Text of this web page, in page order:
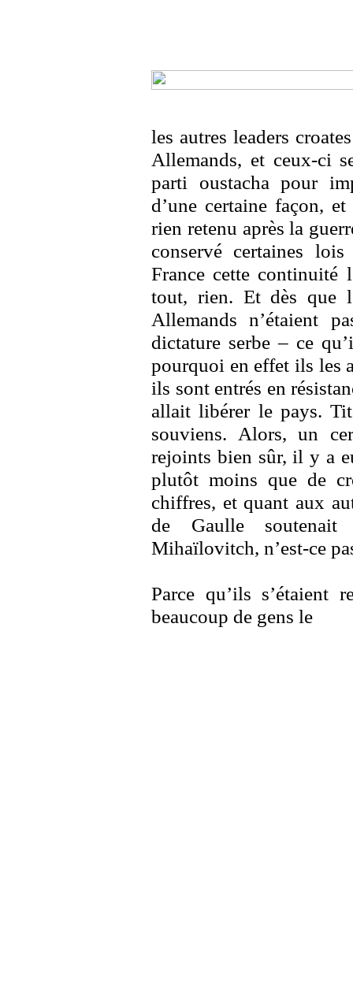
les autres leaders
Allemands, et ceux-ci
parti oustacha pour
d’une certaine façon,
rien retenu après la
conservé certaines
France cette continuité
tout, rien. Et dès que
Allemands n’étaient
dictature serbe – ce
pourquoi en effet ils les
ils sont entrés en
allait libérer le pays.
souviens. Alors, un
rejoints bien sûr, il y a
plutôt moins que de
chiffres, et quant aux
de Gaulle soutenait
Mihaïlovitch, n’est-ce
Parce qu’ils s’étaient
beaucoup de gens le